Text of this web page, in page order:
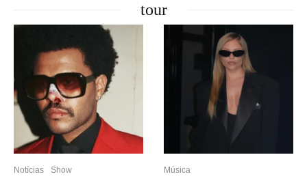
tour
Notícias Show Música